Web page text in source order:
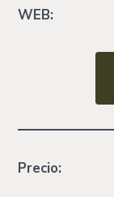
WEB:
Precio: